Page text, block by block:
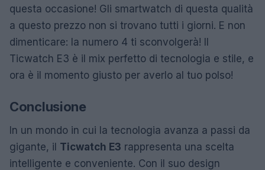
questa occasione! Gli smartwatch di questa qualità
a questo prezzo non si trovano tutti i giorni. E non
dimenticare: la numero 4 ti sconvolgerà! Il
Ticwatch E3 è il mix perfetto di tecnologia e stile, e
ora è il momento giusto per averlo al tuo polso!
Conclusione
In un mondo in cui la tecnologia avanza a passi da
gigante, il Ticwatch E3 rappresenta una scelta
intelligente e conveniente. Con il suo design